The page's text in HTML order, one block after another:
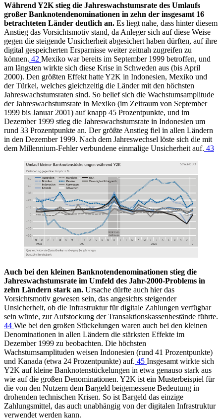
Während Y2K stieg die Jahreswachstumsrate des Umlaufs
großer Banknotendenominationen in zehn der insgesamt 16
betrachteten Länder deutlich an. Es liegt nahe, dass hinter diesem
Anstieg das Vorsichtsmotiv stand, da Anleger sich auf diese Weise
gegen die steigende Unsicherheit abgesichert haben dürften, auf ihre
digital gespeicherten Ersparnisse weiter zeitnah zugreifen zu
können. 42 Mexiko war bereits im September 1999 betroffen, und
am längsten wirkte sich diese Krise in Schweden aus (bis April
2000). Den größten Effekt hatte Y2K in Indonesien, Mexiko und
der Türkei, welches gleichzeitig die Länder mit den höchsten
Jahreswachstumsraten sind. So belief sich die Wachstumsamplitude
der Jahreswachstumsrate in Mexiko (im Zeitraum von September
1999 bis Januar 2001) auf knapp 45 Prozentpunkte, und im
Dezember 1999 stieg die Jahreswachstumsrate in Indonesien um
rund 33 Prozentpunkte an. Der größte Anstieg fiel in allen Ländern
in den Dezember 1999. Nach dem Jahreswechsel löste sich die mit
dem Millennium-Fehler verbundene einmalige Unsicherheit auf. 43
Auch bei den kleinen Banknotendenominationen stieg die
Jahreswachstumsrate im Umfeld des Jahr-2000-Problems in
zehn Ländern stark an. Ursache dürfte auch hier das
Vorsichtsmotiv gewesen sein, das angesichts steigender
Unsicherheit, ob die Infrastruktur für digitale Zahlungen verfügbar
sein würde, zur Aufstockung der Transaktionskassenbestände führte.
44 Wie bei den großen Stückelungen waren auch bei den kleinen
Denominationen in allen Ländern die stärksten Effekte im
Dezember 1999 zu beobachten. Die höchsten
Wachstumsamplituden weisen Indonesien (rund 41 Prozentpunkte)
und Kanada (etwa 24 Prozentpunkte) auf. 45 Insgesamt wirkte sich
Y2K auf kleine Banknotenstückelungen in etwa genauso stark aus
wie auf die großen Denominationen. Y2K ist ein Musterbeispiel für
die von den Nutzern dem Bargeld beigemessene Bedeutung in
drohenden technischen Krisen. So ist Bargeld das einzige
Zahlungsmittel, das auch unabhängig von der digitalen Infrastruktur
verwendet werden kann.